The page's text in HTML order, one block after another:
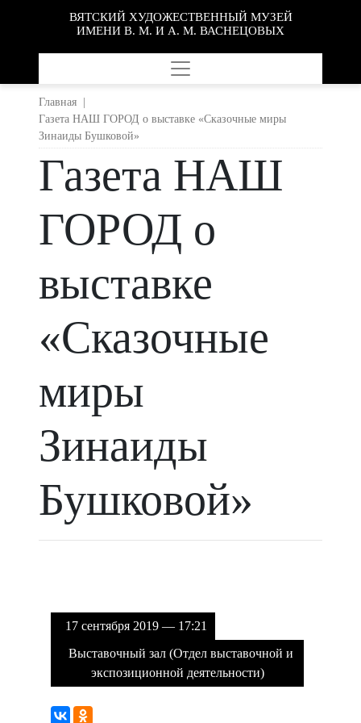
ВЯТСКИЙ ХУДОЖЕСТВЕННЫЙ МУЗЕЙ
ИМЕНИ В. М. И А. М. ВАСНЕЦОВЫХ
Главная |
Газета НАШ ГОРОД о выставке «Сказочные миры
Зинаиды Бушковой»
Газета НАШ
ГОРОД о
выставке
«Сказочные
миры
Зинаиды
Бушковой»
17 сентября 2019 — 17:21
Выставочный зал (Отдел выставочной и
экспозиционной деятельности)